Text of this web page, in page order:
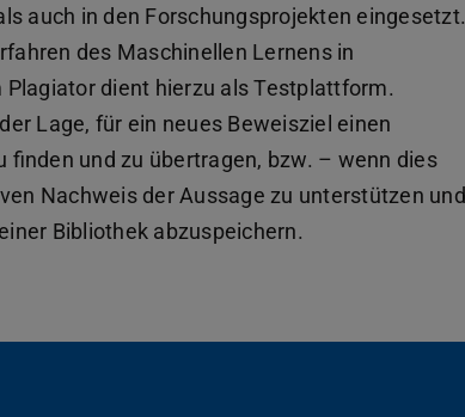
auch in den Forschungsprojekten eingesetzt.
des Maschinellen Lernens in
dient hierzu als Testplattform.
Lage, für ein neues Beweisziel einen
und zu übertragen, bzw. – wenn dies
Nachweis der Aussage zu unterstützen und
Bibliothek abzuspeichern.